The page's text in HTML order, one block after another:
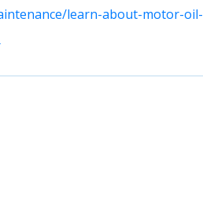
learn-about-motor-